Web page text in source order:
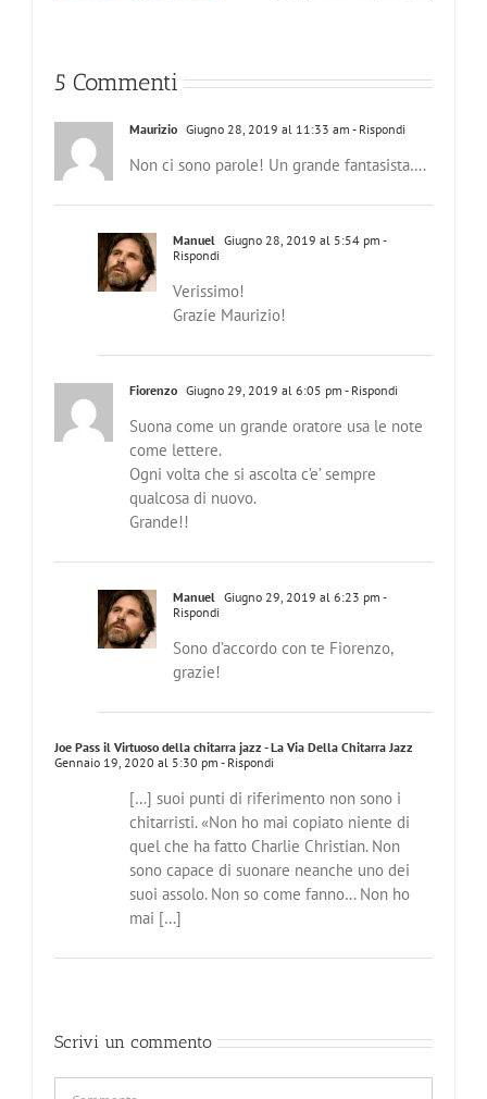
5 Commenti
Maurizio Giugno 28, 2019 al 11:33 am - Rispondi
Non ci sono parole! Un grande fantasista….
Manuel Giugno 28, 2019 al 5:54 pm -
Rispondi
Verissimo!
Grazie Maurizio!
Fiorenzo Giugno 29, 2019 al 6:05 pm - Rispondi
Suona come un grande oratore usa le note
come lettere.
Ogni volta che si ascolta c’e’ sempre
qualcosa di nuovo.
Grande!!
Manuel Giugno 29, 2019 al 6:23 pm -
Rispondi
Sono d’accordo con te Fiorenzo,
grazie!
Joe Pass il Virtuoso della chitarra jazz - La Via Della Chitarra Jazz
Gennaio 19, 2020 al 5:30 pm - Rispondi
[…] suoi punti di riferimento non sono i
chitarristi. «Non ho mai copiato niente di
quel che ha fatto Charlie Christian. Non
sono capace di suonare neanche uno dei
suoi assolo. Non so come fanno… Non ho
mai […]
Scrivi un commento